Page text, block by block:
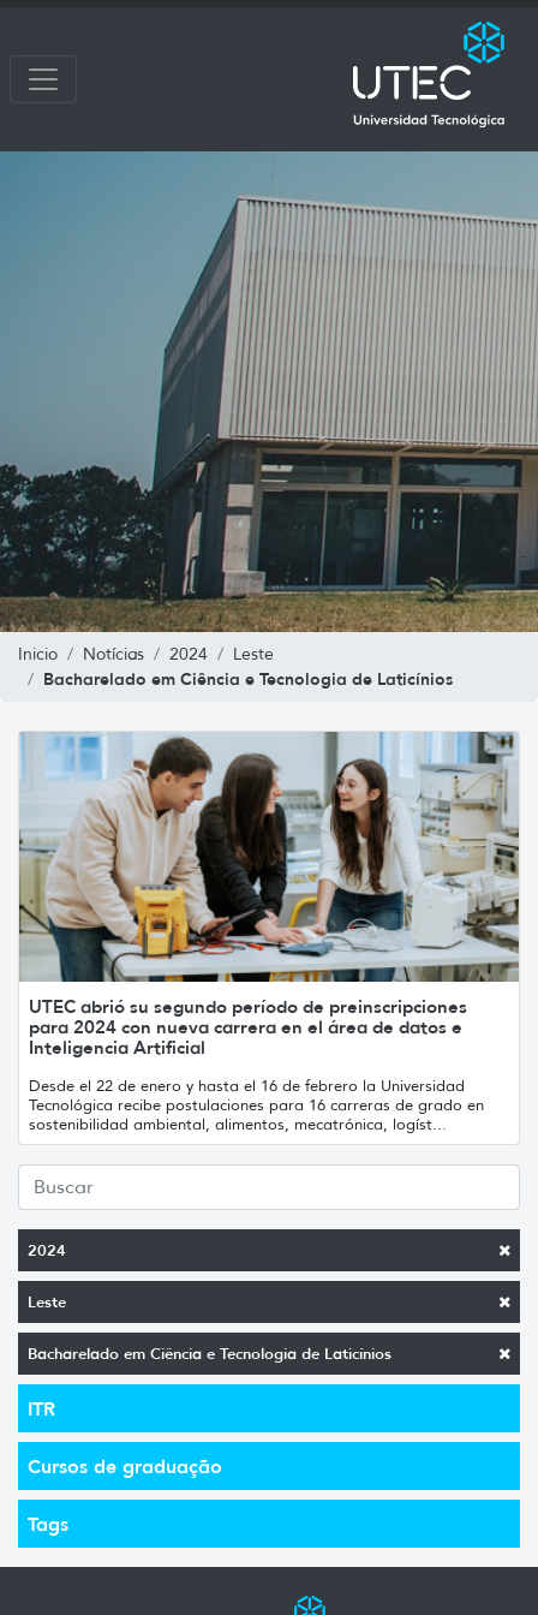
Inicio Notícias 2024 Leste
Bacharelado em Ciência e Tecnologia de Laticínios
2024
Leste
Bacharelado em Ciência e Tecnologia de Laticínios
ITR
Cursos de graduação
Tags
UTEC abrió su segundo período de preinscripciones
para 2024 con nueva carrera en el área de datos e
Inteligencia Artificial
Desde el 22 de enero y hasta el 16 de febrero la Universidad
Tecnológica recibe postulaciones para 16 carreras de grado en
sostenibilidad ambiental, alimentos, mecatrónica, logíst...